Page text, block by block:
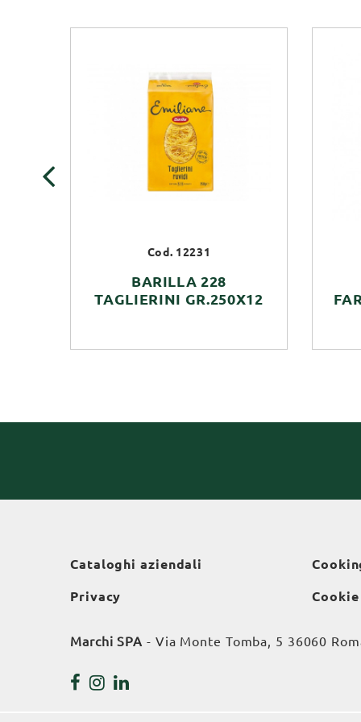
Cod. 12231
BARILLA 228
TAGLIERINI GR.250X12
Cataloghi aziendali
Privacy
Marchi SPA - Via Monte Tomba, 5 36060